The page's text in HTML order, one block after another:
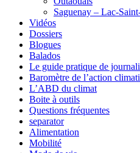
Saguenay – Lac-
Vidéos
Dossiers
Blogues
Balados
Le guide pratique de
Baromètre de l’action
L’ABD du climat
Boite à outils
Questions fréquentes
separator
Alimentation
Mobilité